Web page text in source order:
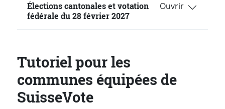
Élections cantonales et votation
fédérale du 28 février 2027
Tutoriel pour les
communes équipées de
SuisseVote